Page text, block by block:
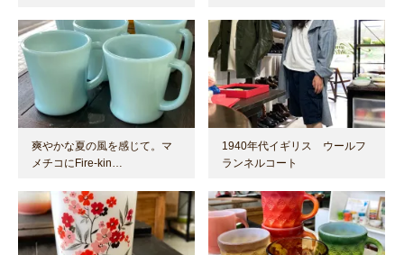
爽やかな夏の風を感じて。マ
メチコにFire-kin…
1940年代イギリス ウールフ
ランネルコート